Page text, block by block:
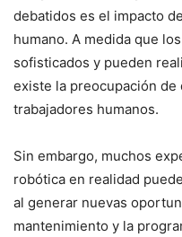
debatidos es el impacto
humano. A medida que
sofisticados y pueden
existe la preocupación de
trabajadores humanos.
Sin embargo, muchos
robótica en realidad
al generar nuevas
mantenimiento y la